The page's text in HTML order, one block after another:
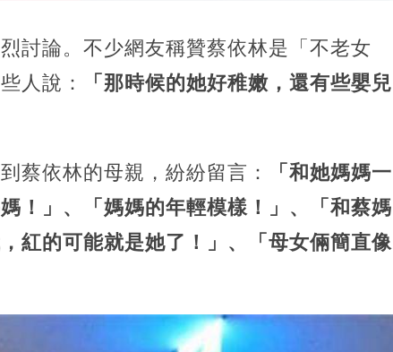
討論。不少網友稱贊蔡依林是「不老女
人說：
「那時候的她好稚嫩，還有些嬰兒
蔡依林的母親，紛紛留言：
「和她媽媽一
！」、「媽媽的年輕模樣！」、「和蔡媽
紅的可能就是她了！」、「母女倆簡直像